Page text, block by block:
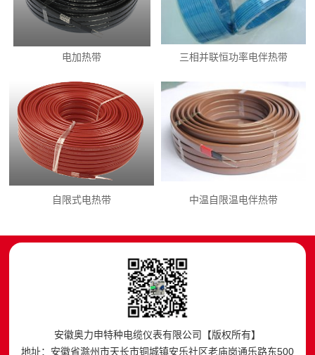
电加热带 三相并联恒功率电伴热带
自限式电热带 中温自限温电伴热带
安徽奥力申特种电缆仪表有限公司【版权所有】
地址：安徽省滁州市天长市铜城镇安乐社区老庙岗通乐路东500